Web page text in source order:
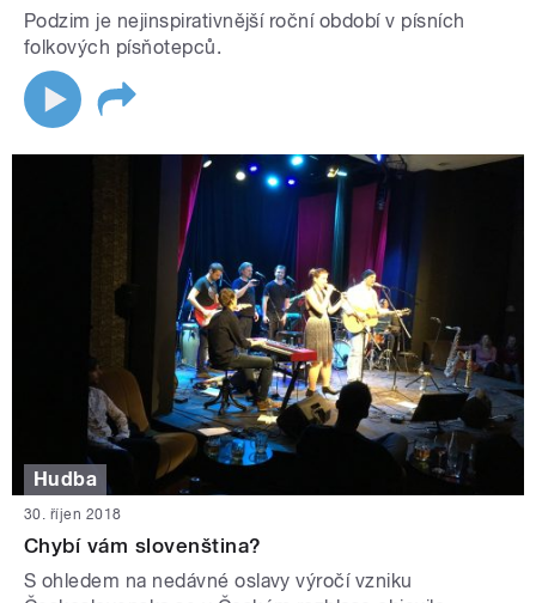
Podzim je nejinspirativnější roční období v písních
folkových písňotepců.
Hudba
30. říjen 2018
Chybí vám slovenština?
S ohledem na nedávné oslavy výročí vzniku